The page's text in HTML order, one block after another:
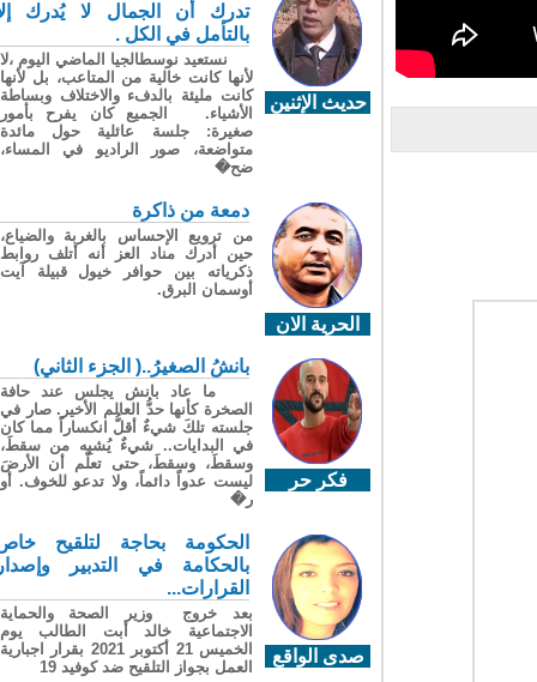
حديث الإثنين
تدرك أن الجمال لا يُدرك إلا
بالتأمل في الكل .
نستعيد نوسطالجيا الماضي اليوم ،لا
لأنها كانت خالية من المتاعب، بل لأنها
كانت مليئة بالدفء والاختلاف وبساطة
الأشياء. الجميع كان يفرح بأمور
صغيرة: جلسة عائلية حول مائدة
متواضعة، صور الراديو في المساء،
ضح�
الحرية الان
دمعة من ذاكرة
من ترويع الإحساس بالغربة والضياع،
حين أدرك مناد العز أنه أتلف روابط
ذكرياته بين حوافر خيول قبيلة آيت
أوسمان البرق.
فكر حر
بانشُ الصغيرُ..( الجزء الثاني)
ما عاد بانش يجلس عند حافة
الصخرة كأنها حدُّ العالم الأخير. صار في
جلسته تلكَ شيءٌ أقلُّ انكساراً مما كان
في البدايات.. شيءٌ يُشبِه من سقطَ،
وسقطَ، وسقطَ، حتى تعلّم أن الأرضَ
ليست عدواً دائماً، ولا تدعو للخوف. أو
ر�
صدى الواقع
الحكومة بحاجة لتلقيح خاص
بالحكامة في التدبير وإصدار
القرارات...
بعد خروج وزير الصحة والحماية
الاجتماعية خالد أبت الطالب يوم
الخميس 21 أكتوبر 2021 بقرار اجبارية
العمل بجواز التلقيح ضد كوفيد 19